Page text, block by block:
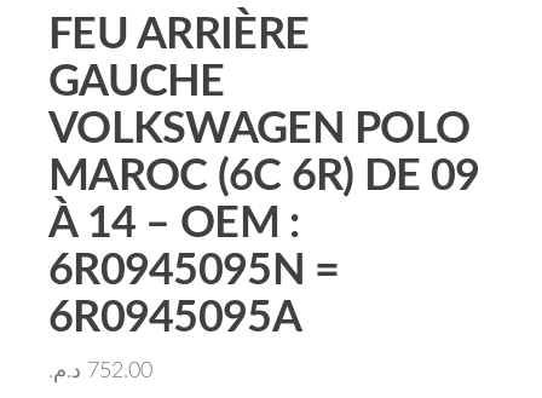
FEU ARRIÈRE
GAUCHE
VOLKSWAGEN POLO
MAROC (6C 6R) DE 09
À 14 – OEM :
6R0945095N =
6R0945095A
752.00 د.م.